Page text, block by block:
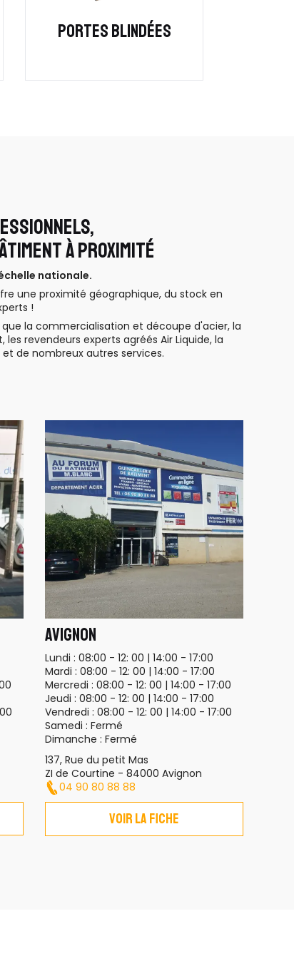
PORTES BLINDÉES
À PROXIMITÉ
nationale.
une proximité géographique, du stock en
!
la commercialisation et découpe d'acier, la
revendeurs experts agréés Air Liquide, la
de nombreux autres services.
AVIGNON
Lundi : 08:00 - 12: 00 | 14:00 - 17:00
Mardi : 08:00 - 12: 00 | 14:00 - 17:00
Mercredi : 08:00 - 12: 00 | 14:00 - 17:00
Jeudi : 08:00 - 12: 00 | 14:00 - 17:00
Vendredi : 08:00 - 12: 00 | 14:00 - 17:00
Samedi : Fermé
Dimanche : Fermé
137, Rue du petit Mas
ZI de Courtine - 84000 Avignon
04 90 80 88 88
Voir la fiche